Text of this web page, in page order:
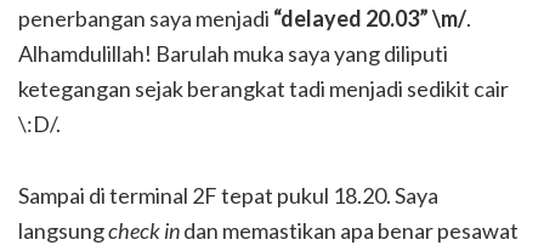
penerbangan saya menjadi “delayed 20.03” \m/.
Alhamdulillah! Barulah muka saya yang diliputi
ketegangan sejak berangkat tadi menjadi sedikit cair
\:D/.
Sampai di terminal 2F tepat pukul 18.20. Saya
langsungcheck indan memastikan apa benar pesawat